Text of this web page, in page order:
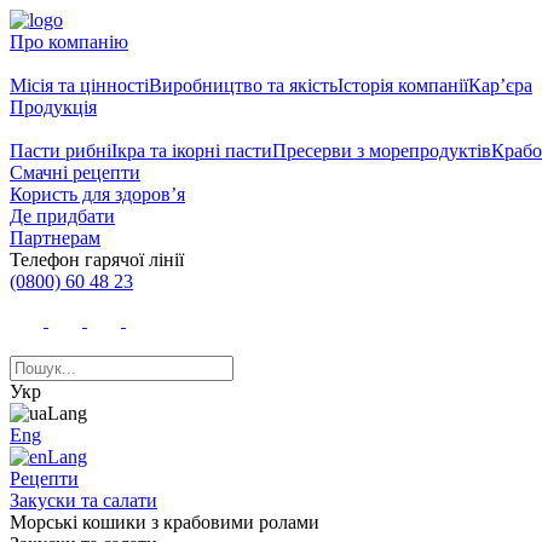
Про компанію
Місія та цінностіВиробництво та якістьІсторія компаніїКар’єра
Продукція
Пасти рибніІкра та ікорні пастиПресерви з морепродуктів
Смачні рецепти
Користь для здоров’я
Де придбати
Партнерам
Телефон гарячої лінії
(0800) 60 48 23
Укр
Eng
Рецепти
Закуски та салати
Морські кошики з крабовими ролами